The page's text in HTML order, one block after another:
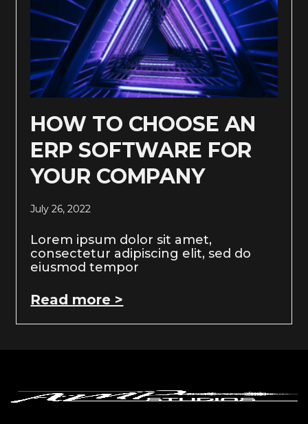
HOW TO CHOOSE AN
ERP SOFTWARE FOR
YOUR COMPANY
July 26, 2022
Lorem ipsum dolor sit amet,
consectetur adipiscing elit, sed do
eiusmod tempor
Read more >